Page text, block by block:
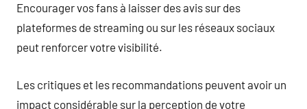
Encourager vos fans à laisser des avis sur des
plateformes de streaming ou sur les réseaux sociaux
peut renforcer votre visibilité.
Les critiques et les recommandations peuvent avoir un
impact considérable sur la perception de votre